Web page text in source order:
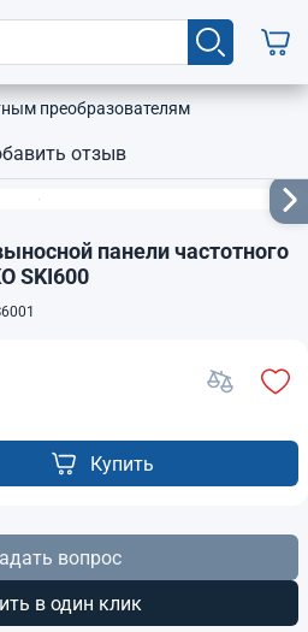
преобразователям
отзыв
панели частотного
SKI600
Купить
вопрос
в один клик